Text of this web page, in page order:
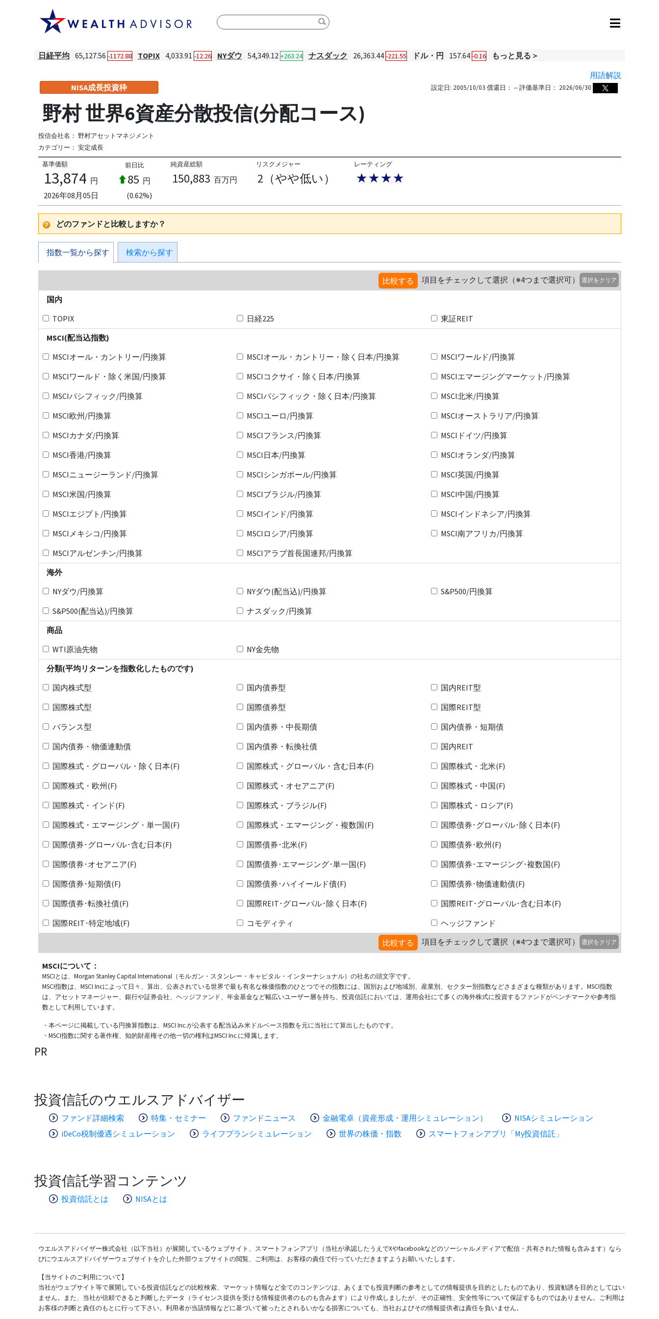
日経平均 65,127.56 -1172.88 TOPIX 4,033.91 -12.26 NYダウ 54,349.12 +263.24 ナスダック 26,363.44 -221.55 ドル・円 157.64 -0.16
もっと見る＞
用語解説
NISA成長投資枠
設定日: 2005/10/03 償還日： -- 評価基準日： 2026/06/30
野村 世界6資産分散投信(分配コース)
投信会社名： 野村アセットマネジメント
カテゴリー： 安定成長
基準価額
13,874 円
2026年08月05日
前日比
85 円
(0.62%)
純資産総額
150,883 百万円
リスクメジャー
2（やや低い）
レーティング
★★★★
どのファンドと比較しますか？
指数一覧から探す 検索から探す
比較する 項目をチェックして選択（※4つまで選択可） 選択をクリア
国内
TOPIX
日経225
東証REIT
MSCI(配当込指数)
MSCIオール・カントリー/円換算
MSCIオール・カントリー・除く日本/円換算
MSCIワールド/円換算
MSCIワールド・除く米国/円換算
MSCIコクサイ・除く日本/円換算
MSCIエマージングマーケット/円換算
MSCIパシフィック/円換算
MSCIパシフィック・除く日本/円換算
MSCI北米/円換算
MSCI欧州/円換算
MSCIユーロ/円換算
MSCIオーストラリア/円換算
MSCIカナダ/円換算
MSCIフランス/円換算
MSCIドイツ/円換算
MSCI香港/円換算
MSCI日本/円換算
MSCIオランダ/円換算
MSCIニュージーランド/円換算
MSCIシンガポール/円換算
MSCI英国/円換算
MSCI米国/円換算
MSCIブラジル/円換算
MSCI中国/円換算
MSCIエジプト/円換算
MSCIインド/円換算
MSCIインドネシア/円換算
MSCIメキシコ/円換算
MSCIロシア/円換算
MSCI南アフリカ/円換算
MSCIアルゼンチン/円換算
MSCIアラブ首長国連邦/円換算
海外
NYダウ/円換算
NYダウ(配当込)/円換算
S&P500/円換算
S&P500(配当込)/円換算
ナスダック/円換算
商品
WTI原油先物
NY金先物
分類(平均リターンを指数化したものです)
国内株式型
国内債券型
国内REIT型
国際株式型
国際債券型
国際REIT型
バランス型
国内債券・中長期債
国内債券・短期債
国内債券・物価連動債
国内債券・転換社債
国内REIT
国際株式・グローバル・除く日本(F)
国際株式・グローバル・含む日本(F)
国際株式・北米(F)
国際株式・欧州(F)
国際株式・オセアニア(F)
国際株式・中国(F)
国際株式・インド(F)
国際株式・ブラジル(F)
国際株式・ロシア(F)
国際株式・エマージング・単一国(F)
国際株式・エマージング・複数国(F)
国際債券･グローバル･除く日本(F)
国際債券･グローバル･含む日本(F)
国際債券･北米(F)
国際債券･欧州(F)
国際債券･オセアニア(F)
国際債券･エマージング･単一国(F)
国際債券･エマージング･複数国(F)
国際債券･短期債(F)
国際債券･ハイイールド債(F)
国際債券･物価連動債(F)
国際債券･転換社債(F)
国際REIT･グローバル･除く日本(F)
国際REIT･グローバル･含む日本(F)
国際REIT･特定地域(F)
コモディティ
ヘッジファンド
比較する
項目をチェックして選択（※4つまで選択可） 選択をクリア
MSCIについて：
MSCIとは、Morgan Stanley Capital International（モルガン・スタンレー・キャピタル・インターナショナル）の社名の頭文字です。
MSCI指数は、MSCI Incによって日々、算出、公表されている世界で最も有名な株価指数のひとつでその指数には、国別および地域別、産業別、セクター別指数などさまざまな種類があります。MSCI指数
は、アセットマネージャー、銀行や証券会社、ヘッジファンド、年金基金など幅広いユーザー層を持ち、投資信託においては、運用会社にて多くの海外株式に投資するファンドがベンチマークや参考指
数として利用しています。
・本ページに掲載している円換算指数は、MSCI Inc.が公表する配当込み米ドルベース指数を元に当社にて算出したものです。
・MSCI指数に関する著作権、知的財産権その他一切の権利はMSCI Inc.に帰属します。
PR
投資信託のウエルスアドバイザー
ファンド詳細検索 特集・セミナー ファンドニュース 金融電卓（資産形成・運用シミュレーション）
NISAシミュレーション
iDeCo税制優遇シミュレーション
ライフプランシミュレーション 世界の株価・指数 スマートフォンアプリ「My投資信託」
投資信託学習コンテンツ
投資信託とは NISAとは
ウエルスアドバイザー株式会社（以下当社）が展開しているウェブサイト、スマートフォンアプリ（当社が承認したうえでXやfacebookなどのソーシャルメディアで配信・共有された情報も含みます）なら
びにウエルスアドバイザーウェブサイトを介した外部ウェブサイトの閲覧、ご利用は、お客様の責任で行っていただきますようお願いいたします。
【当サイトのご利用について】
当社がウェブサイト等で展開している投資信託などの比較検索、マーケット情報など全てのコンテンツは、あくまでも投資判断の参考としての情報提供を目的としたものであり、投資勧誘を目的としてはい
ません。また、当社が信頼できると判断したデータ（ライセンス提供を受ける情報提供者のものも含みます）により作成しましたが、その正確性、安全性等について保証するものではありません。ご利用は
お客様の判断と責任のもとに行って下さい。利用者が当該情報などに基づいて被ったとされるいかなる損害についても、当社およびその情報提供者は責任を負いません。